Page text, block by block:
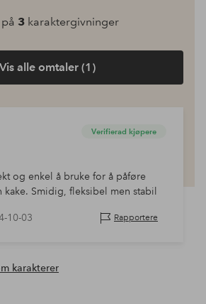
3 karaktergivninger
Vis alle omtaler (1)
Verifierad kjøpere
og enkel å bruke for å påføre
kake. Smidig, fleksibel men stabil
10-03 Rapportere
karakterer